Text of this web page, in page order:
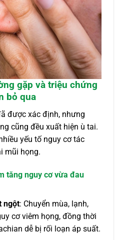
gặp và triệu chứng
bỏ qua
được xác định, nhưng
cũng đều xuất hiện ù tai.
yếu tố nguy cơ tác
mũi họng.
tăng nguy cơ vừa đau
ngột: Chuyển mùa, lạnh,
cơ viêm họng, đồng thời
dễ bị rối loạn áp suất.